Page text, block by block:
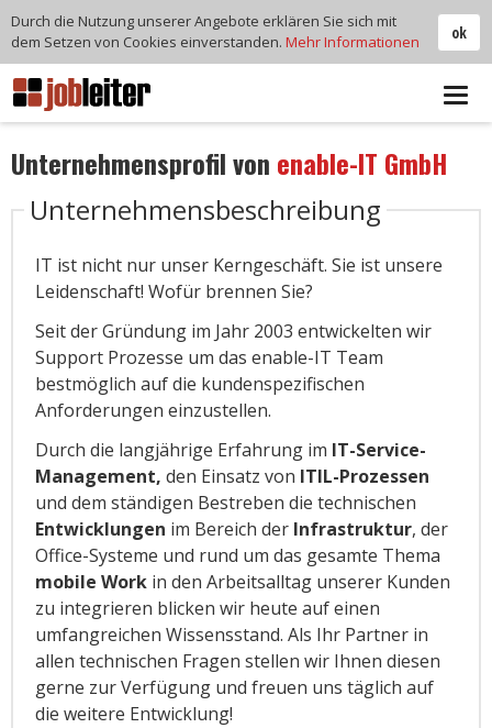
Unternehmensprofil von enable-IT GmbH
Unternehmensbeschreibung
IT ist nicht nur unser Kerngeschäft. Sie ist unsere
Leidenschaft! Wofür brennen Sie?
Seit der Gründung im Jahr 2003 entwickelten wir
Support Prozesse um das enable-IT Team
bestmöglich auf die kundenspezifischen
Anforderungen einzustellen.
Durch die langjährige Erfahrung im IT-Service-
Management, den Einsatz von ITIL-Prozessen
und dem ständigen Bestreben die technischen
Entwicklungen im Bereich der Infrastruktur, der
Office-Systeme und rund um das gesamte Thema
mobile Work in den Arbeitsalltag unserer Kunden
zu integrieren blicken wir heute auf einen
umfangreichen Wissensstand. Als Ihr Partner in
allen technischen Fragen stellen wir Ihnen diesen
gerne zur Verfügung und freuen uns täglich auf
die weitere Entwicklung!
ok
Durch die Nutzung unserer Angebote erklären Sie sich mit
dem Setzen von Cookies einverstanden. Mehr Informationen